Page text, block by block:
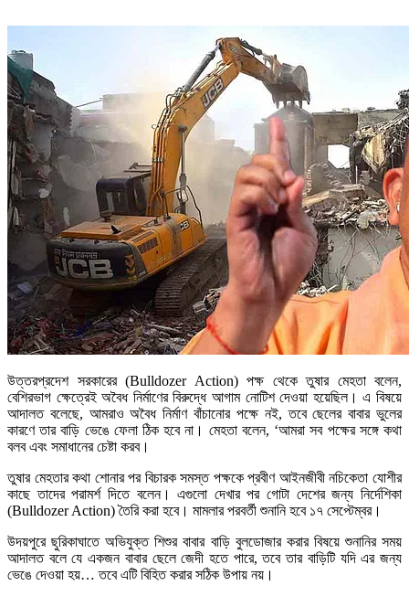
উত্তরপ্রদেশ সরকারের (Bulldozer Action) পক্ষ থেকে তুষার মেহতা বলেন,
বেশিরভাগ ক্ষেত্রেই অবৈধ নির্মাণের বিরুদ্ধে আগাম নোটিশ দেওয়া হয়েছিল। এ বিষয়ে
আদালত বলেছে, আমরাও অবৈধ নির্মাণ বাঁচানোর পক্ষে নই, তবে ছেলের বাবার ভুলের
কারণে তার বাড়ি ভেঙে ফেলা ঠিক হবে না। মেহতা বলেন, ‘আমরা সব পক্ষের সঙ্গে কথা
বলব এবং সমাধানের চেষ্টা করব।
তুষার মেহতার কথা শোনার পর বিচারক সমস্ত পক্ষকে প্রবীণ আইনজীবী নচিকেতা যোশীর
কাছে তাদের পরামর্শ দিতে বলেন। এগুলো দেখার পর গোটা দেশের জন্য নির্দেশিকা
(Bulldozer Action) তৈরি করা হবে। মামলার পরবর্তী শুনানি হবে ১৭ সেপ্টেম্বর।
উদয়পুরে ছুরিকাঘাতে অভিযুক্ত শিশুর বাবার বাড়ি বুলডোজার করার বিষয়ে শুনানির সময়
আদালত বলে যে একজন বাবার ছেলে জেদী হতে পারে, তবে তার বাড়িটি যদি এর জন্য
ভেঙে দেওয়া হয়… তবে এটি বিহিত করার সঠিক উপায় নয়।